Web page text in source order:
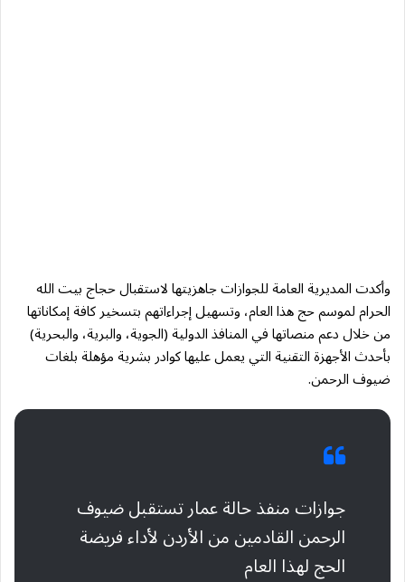
وأكدت المديرية العامة للجوازات جاهزيتها لاستقبال حجاج بيت الله
الحرام لموسم حج هذا العام، وتسهيل إجراءاتهم بتسخير كافة إمكاناتها
من خلال دعم منصاتها في المنافذ الدولية (الجوية، والبرية، والبحرية)
بأحدث الأجهزة التقنية التي يعمل عليها كوادر بشرية مؤهلة بلغات
ضيوف الرحمن.
جوازات منفذ حالة عمار تستقبل ضيوف
الرحمن القادمين من الأردن لأداء فريضة
الحج لهذا العام